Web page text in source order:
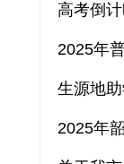
高考倒
2025年
生源地
2025年